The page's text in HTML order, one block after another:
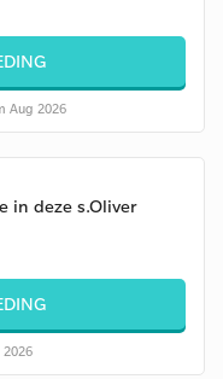
Aug 2026
in deze s.Oliver